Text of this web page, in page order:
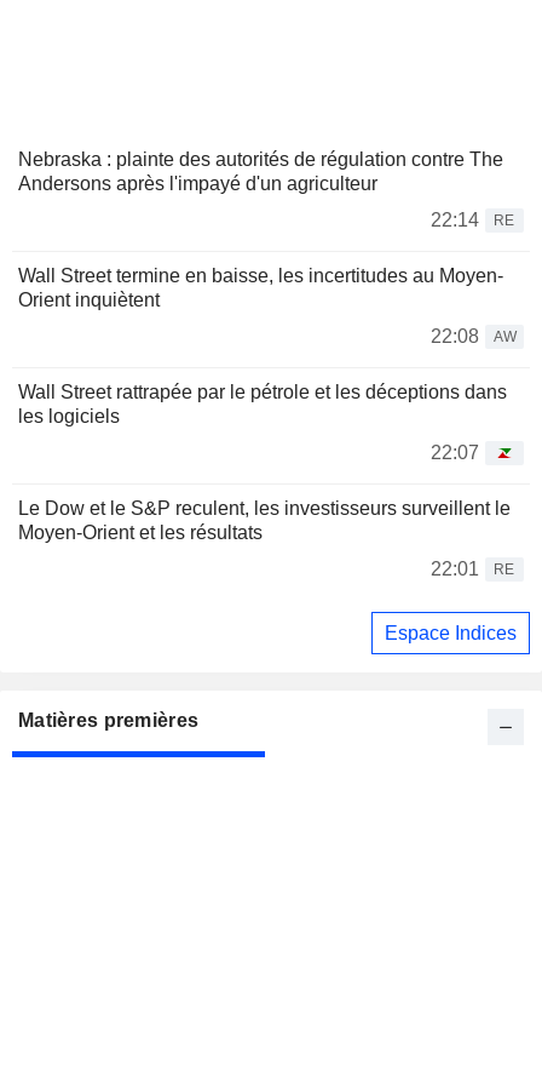
Nebraska : plainte des autorités de régulation contre The
Andersons après l'impayé d'un agriculteur
22:14
RE
Wall Street termine en baisse, les incertitudes au Moyen-
Orient inquiètent
22:08
AW
Wall Street rattrapée par le pétrole et les déceptions dans
les logiciels
22:07
Le Dow et le S&P reculent, les investisseurs surveillent le
Moyen-Orient et les résultats
22:01
RE
Espace Indices
Matières premières